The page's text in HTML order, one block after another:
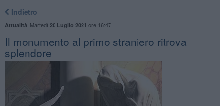
Indietro
Attualità Martedì 20 Luglio 2021 ore 16:47
Il monumento al primo straniero ritrova
splendore